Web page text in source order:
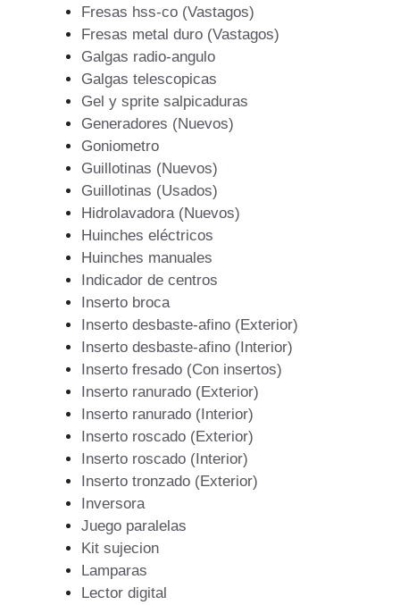
Fresas hss-co (Vastagos)
Fresas metal duro (Vastagos)
Galgas radio-angulo
Galgas telescopicas
Gel y sprite salpicaduras
Generadores (Nuevos)
Goniometro
Guillotinas (Nuevos)
Guillotinas (Usados)
Hidrolavadora (Nuevos)
Huinches eléctricos
Huinches manuales
Indicador de centros
Inserto broca
Inserto desbaste-afino (Exterior)
Inserto desbaste-afino (Interior)
Inserto fresado (Con insertos)
Inserto ranurado (Exterior)
Inserto ranurado (Interior)
Inserto roscado (Exterior)
Inserto roscado (Interior)
Inserto tronzado (Exterior)
Inversora
Juego paralelas
Kit sujecion
Lamparas
Lector digital